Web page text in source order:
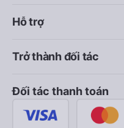
Hỗ trợ
Trở thành đối tác
Đối tác thanh toán